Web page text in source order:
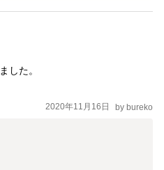
した。
2020年11月16日 by bureko